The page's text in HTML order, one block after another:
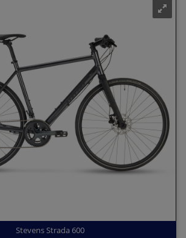
Stevens Strada 600